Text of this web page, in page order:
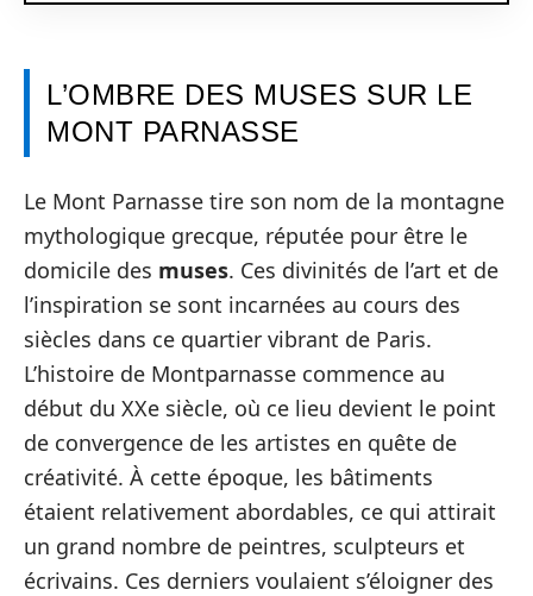
L’OMBRE DES MUSES SUR LE
MONT PARNASSE
Le Mont Parnasse tire son nom de la montagne
mythologique grecque, réputée pour être le
domicile des muses. Ces divinités de l’art et de
l’inspiration se sont incarnées au cours des
siècles dans ce quartier vibrant de Paris.
L’histoire de Montparnasse commence au
début du XXe siècle, où ce lieu devient le point
de convergence de les artistes en quête de
créativité. À cette époque, les bâtiments
étaient relativement abordables, ce qui attirait
un grand nombre de peintres, sculpteurs et
écrivains. Ces derniers voulaient s’éloigner des